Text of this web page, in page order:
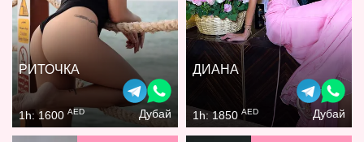
РИТОЧКА
1h: 1600 AED Дубай
ДИАНА
1h: 1850 AED Дубай